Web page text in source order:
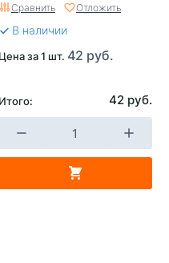
Сравнить Отложить
В наличии
Цена за 1 шт. 42 руб.
Итого: 42 руб.